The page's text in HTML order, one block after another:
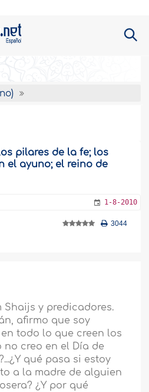
pilares de la fe; los
el ayuno; el reino de
1-8-2010
3044
Shaijs y predicadores.
afirmo que soy
todo lo que creen los
no creo en el Día de
qué pasa si estoy
a la madre de alguien
¿Y por qué